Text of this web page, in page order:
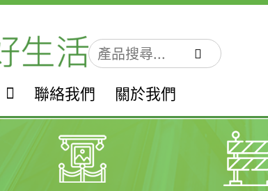
聯絡我們 關於我們